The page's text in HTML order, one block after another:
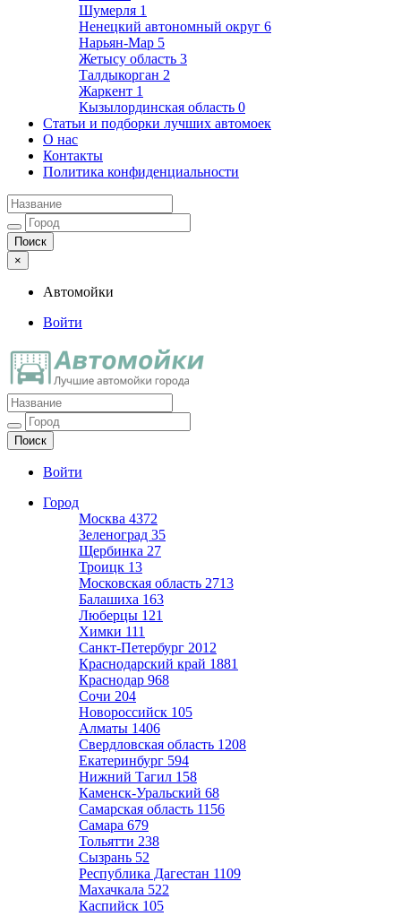
Шумерля 1
Ненецкий автономный округ 6
Нарьян-Мар 5
Жетысу область 3
Талдыкорган 2
Жаркент 1
Кызылординская область 0
Статьи и подборки лучших автомоек
О нас
Контакты
Политика конфиденциальности
×
Автомойки
Войти
Автомойки
Ещё один сайт на WordPress
Войти
Город
Москва 4372
Зеленоград 35
Щербинка 27
Троицк 13
Московская область 2713
Балашиха 163
Люберцы 121
Химки 111
Санкт-Петербург 2012
Краснодарский край 1881
Краснодар 968
Сочи 204
Новороссийск 105
Алматы 1406
Свердловская область 1208
Екатеринбург 594
Нижний Тагил 158
Каменск-Уральский 68
Самарская область 1156
Самара 679
Тольятти 238
Сызрань 52
Республика Дагестан 1109
Махачкала 522
Каспийск 105